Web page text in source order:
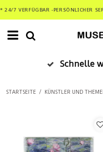
* 24/7 VERFÜGBAR -PERSÖNLICHER
Schnelle
STARTSEITE / KÜNSTLER UND